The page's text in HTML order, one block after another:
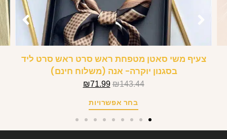
צעיף משי סאטן מטפחת ראש סרט ראש סרט ליד
בסגנון יוקרה- אנה (משלוח חינם)
₪143.44
₪71.99
בחר אפשרויות